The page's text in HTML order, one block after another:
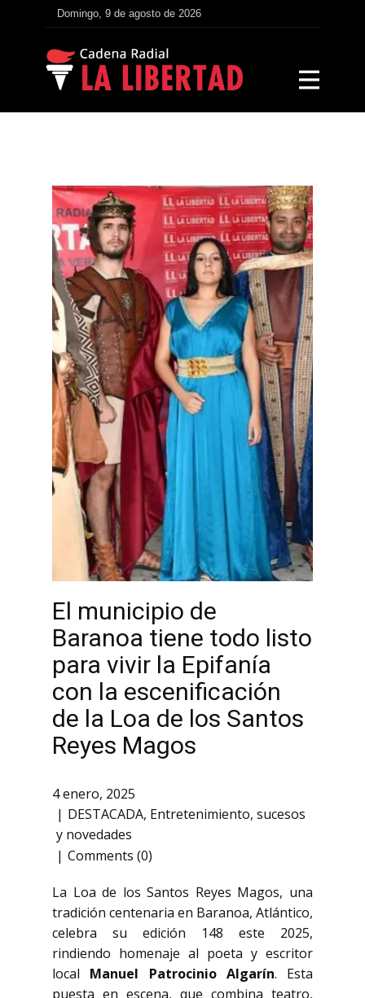
Domingo, 9 de agosto de 2026
El municipio de
Baranoa tiene todo listo
para vivir la Epifanía
con la escenificación
de la Loa de los Santos
Reyes Magos
4 enero, 2025
DESTACADA, Entretenimiento, sucesos
y novedades
Comments (0)
La Loa de los Santos Reyes Magos, una
tradición centenaria en Baranoa, Atlántico,
celebra su edición 148 este 2025,
rindiendo homenaje al poeta y escritor
local Manuel Patrocinio Algarín. Esta
puesta en escena, que combina teatro,